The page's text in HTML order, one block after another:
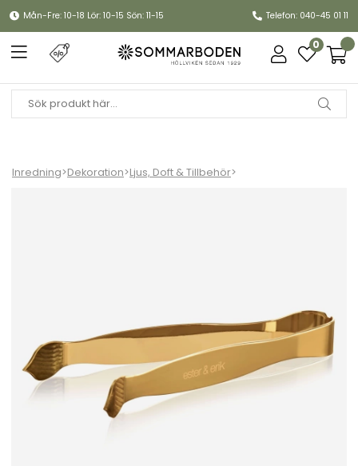
Mån-Fre: 10-18 Lör: 10-15 Sön: 11-15 Telefon: 040-45 01 11
0
Inredning>Dekoration>Ljus, Doft & Tillbehör>